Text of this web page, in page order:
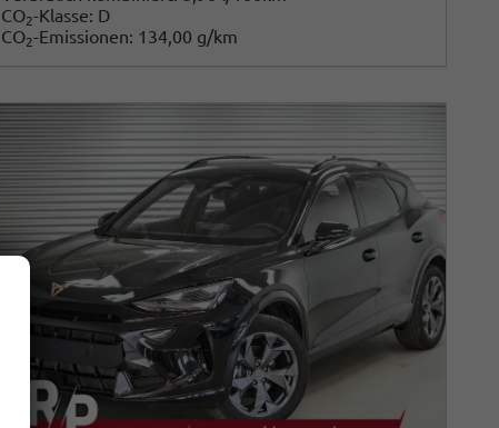
CO2-Klasse: D
CO2-Emissionen: 134,00 g/km